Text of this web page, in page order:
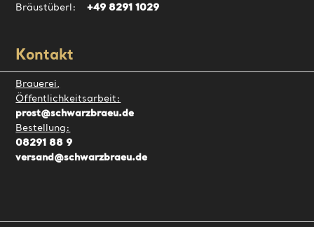
Bräustüberl:
+49 8291 1029
Kontakt
Brauerei,
Öffentlichkeitsarbeit:
prost@schwarzbraeu.de
Bestellung:
08291 88 9
versand@schwarzbraeu.de